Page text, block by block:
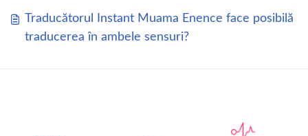
Traducătorul Instant Muama Enence face posibilă
traducerea în ambele sensuri?